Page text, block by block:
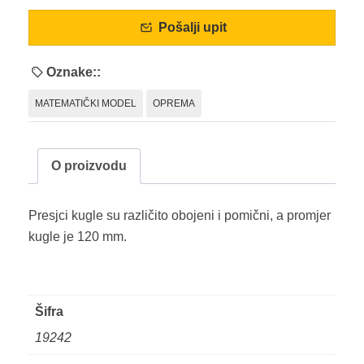
Pošalji upit
Oznake::
MATEMATIČKI MODEL OPREMA
O proizvodu
Presjci kugle su različito obojeni i pomični, a promjer
kugle je 120 mm.
Šifra
19242